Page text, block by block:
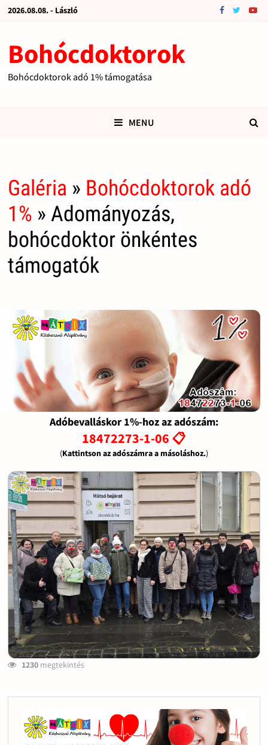
2026.08.08. - László
Bohócdoktorok
Bohócdoktorok adó 1% támogatása
MENU
Galéria » Bohócdoktorok adó
1% » Adományozás,
bohócdoktor önkéntes
támogatók
Adóbevalláskor 1%-hoz az adószám:
18472273-1-06 📋
(Kattintson az adószámra a másoláshoz.)
1230megtekintés